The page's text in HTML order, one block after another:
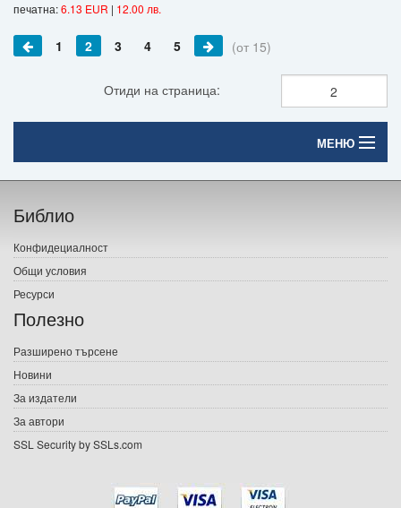
печатна:6.13 EUR | 12.00 лв.
1 2 3 4 5 (от 15)
Отиди на страница:
МЕНЮ
Начало
Печатни книги
Електронни книги
Е-списания
Подаръци
Ваучери
Библио
Конфидециалност
Общи условия
Ресурси
Полезно
Разширено търсене
Новини
За издатели
За автори
SSL Security by SSLs.com